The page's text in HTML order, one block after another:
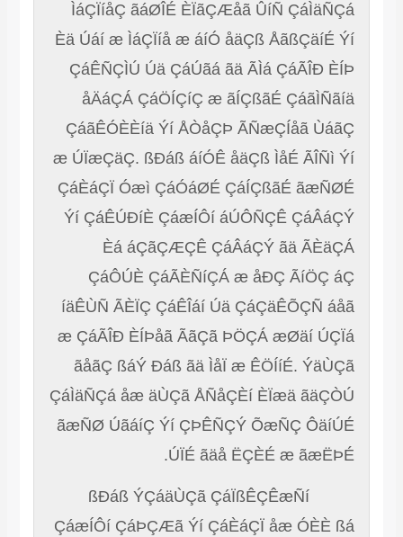
ÌáÇÏíåÇ ãáØÎÉ ÈÏãÇÆåã ÛíÑ ÇáÌäÑÇá
Èä Úáí æ ÌáÇÏíå æ áíÓ åäÇß ÅãßÇäíÉ Ýí
ÇáÊÑÇÌÚ Úä ÇáÚãá ãä ÃÌá ÇáÃÎÐ ÈÍÞ
åÄáÇÁ ÇáÖÍÇíÇ æ ãÍÇßãÉ ÇáãÌÑãíä
ÇáãÊÓÈÈíä Ýí ÅÒåÇÞ ÃÑæÇÍåã ÙáãÇ
æ ÚÏæÇäÇ. ßÐáß áíÓÊ åäÇß ÌåÉ ÃÎÑì Ýí
ÇáÈáÇÏ Óæì ÇáÓáØÉ ÇáÍÇßãÉ ãæÑØÉ
Ýí ÇáÊÚÐíÈ ÇáæÍÔí áÚÔÑÇÊ ÇáÂáÇÝ
Èá áÇãÇÆÇÊ ÇáÂáÇÝ ãä ÃÈäÇÁ
ÇáÔÚÈ ÇáÃÈÑíÇÁ æ åÐÇ ÃíÖÇ áÇ
íäÊÙÑ ÃÈÏÇ ÇáÊÎáí Úä ÇáÇäÊÕÇÑ áåã
æ ÇáÃÎÐ ÈÍÞåã ÃãÇã ÞÖÇÁ æØäí ÚÇÏá
ãåãÇ ßáÝ Ðáß ãä ÌåÏ æ ÊÖÍíÉ. ÝäÙÇã
ÇáÌäÑÇá åæ äÙÇã ÅÑåÇÈí ÈÏæä ãäÇÒÚ
ãæÑØ ÚãáíÇ Ýí ÇÞÊÑÇÝ ÕæÑÇ ÔäíÚÉ
ÚÏÉ ãäå ËÇÈÉ æ ãæËÞÉ.
ßÐáß ÝÇáäÙÇã ÇáÏßÊÇÊæÑí
ÇáæÍÔí ÇáÞÇÆã Ýí ÇáÈáÇÏ åæ ÓÈÈ ßá